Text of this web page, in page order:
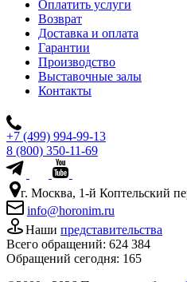
Оплатить услуги
Возврат
Доставка и оплата
Гарантии
Производство
Выставочные залы
Контакты
+7 (499) 994-99-13
8 (800) 350-11-69
г. Москва, 1-й Коптельский
info@horonim.ru
Наши представительства
Всего обращений: 624 384
Обращений сегодня: 165